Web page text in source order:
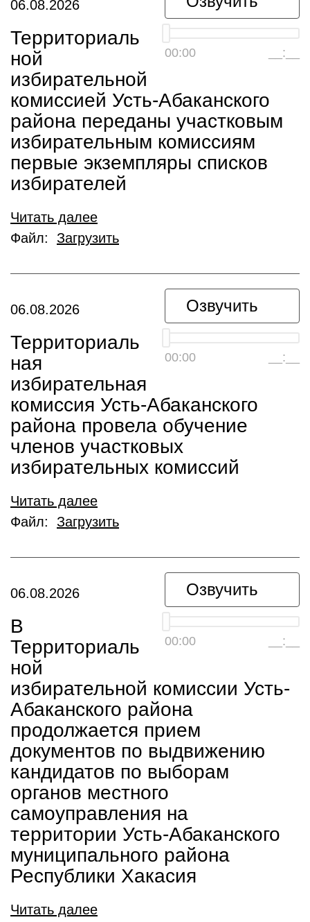
00:00 __:__
06.08.2026
Территориаль
ной
избирательной
комиссией Усть-Абаканского
района переданы участковым
избирательным комиссиям
первые экземпляры списков
избирателей
Читать далее
Файл: Загрузить
Озвучить
00:00 __:__
06.08.2026
Территориаль
ная
избирательная
комиссия Усть-Абаканского
района провела обучение
членов участковых
избирательных комиссий
Читать далее
Файл: Загрузить
Озвучить
00:00 __:__
06.08.2026
В
Территориаль
ной
избирательной комиссии Усть-
Абаканского района
продолжается прием
документов по выдвижению
кандидатов по выборам
органов местного
самоуправления на
территории Усть-Абаканского
муниципального района
Республики Хакасия
Читать далее